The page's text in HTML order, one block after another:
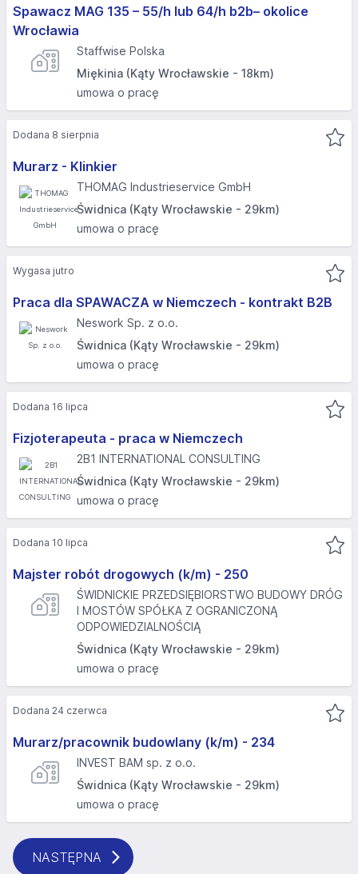
Spawacz MAG 135 – 55/h lub 64/h b2b– okolice
Wrocławia
Staffwise Polska
Miękinia (Kąty Wrocławskie - 18km)
umowa o pracę
Murarz - Klinkier
THOMAG Industrieservice GmbH
Świdnica (Kąty Wrocławskie - 29km)
umowa o pracę
Dodana 8 sierpnia
Praca dla SPAWACZA w Niemczech - kontrakt B2B
Neswork Sp. z o.o.
Świdnica (Kąty Wrocławskie - 29km)
umowa o pracę
Wygasa jutro
Fizjoterapeuta - praca w Niemczech
2B1 INTERNATIONAL CONSULTING
Świdnica (Kąty Wrocławskie - 29km)
umowa o pracę
Dodana 16 lipca
Majster robót drogowych (k/m) - 250
ŚWIDNICKIE PRZEDSIĘBIORSTWO BUDOWY DRÓG
I MOSTÓW SPÓŁKA Z OGRANICZONĄ
ODPOWIEDZIALNOŚCIĄ
Świdnica (Kąty Wrocławskie - 29km)
umowa o pracę
Dodana 10 lipca
Murarz/pracownik budowlany (k/m) - 234
INVEST BAM sp. z o.o.
Świdnica (Kąty Wrocławskie - 29km)
umowa o pracę
Dodana 24 czerwca
NASTĘPNA